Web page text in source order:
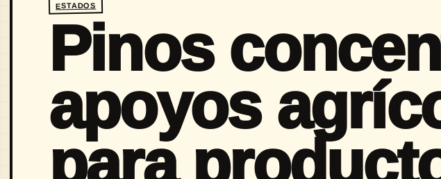
ESTADOS
Pinos
apoyos
para